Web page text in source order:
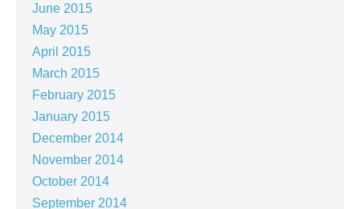
June 2015
May 2015
April 2015
March 2015
February 2015
January 2015
December 2014
November 2014
October 2014
September 2014